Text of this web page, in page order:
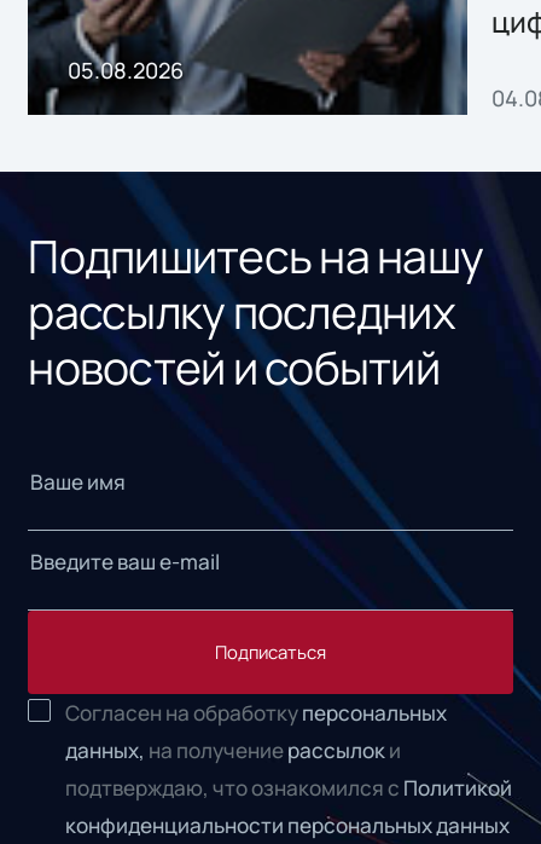
05.08.2026
Подпишитесь на нашу
рассылку последних
новостей и событий
Подписаться
Согласен на обработкуперсональных
данных, на получениерассылоки
подтверждаю, что ознакомился с Политикой
конфиденциальности персональных данных